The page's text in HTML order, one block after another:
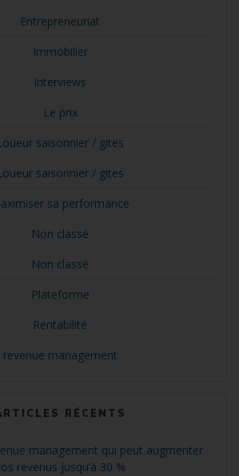
Entrepreneuriat
Immobilier
Interviews
Le prix
saisonnier / gites
saisonnier / gites
sa performance
Non classé
Non classé
Plateforme
Rentabilité
revenue management
RÉCENTS
management qui peut augmenter
revenus jusqu’à 30 %